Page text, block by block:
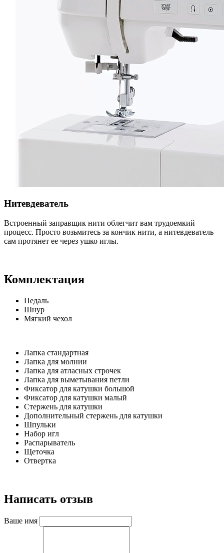
Нитевдеватель
Встроенный заправщик нити облегчит вам трудоемкий
процесс. Просто возьмитесь за кончик нити, а нитевдеватель
сам протянет ее через ушко иглы.
Комплектация
Педаль
Шнур
Мягкий чехол
Лапка стандартная
Лапка для молнии
Лапка для атласных строчек
Лапка для выметывания петли
Фиксатор для катушки большой
Фиксатор для катушки малый
Стержень для катушки
Дополнительный стержень для катушки
Шпульки
Набор игл
Распарыватель
Щеточка
Отвертка
Написать отзыв
Ваше имя